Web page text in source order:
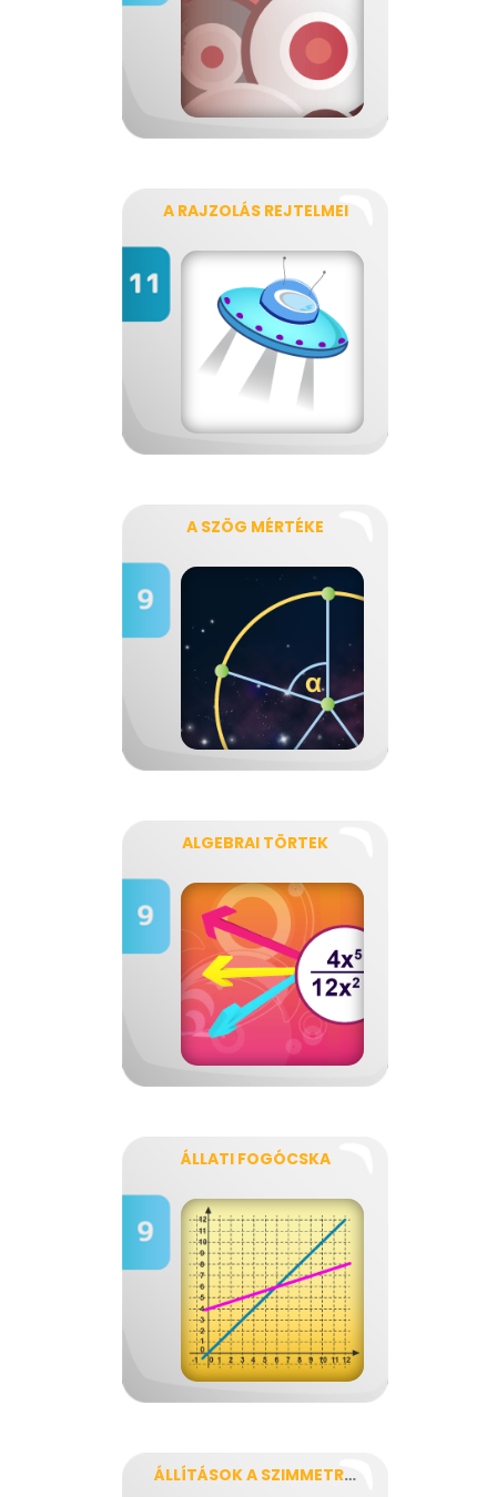
A RAJZOLÁS REJTELMEI
A SZÖG MÉRTÉKE
ALGEBRAI TÖRTEK
ÁLLATI FOGÓCSKA
ÁLLÍTÁSOK A SZIMMETRIKUS ALAKZATOKRÓL